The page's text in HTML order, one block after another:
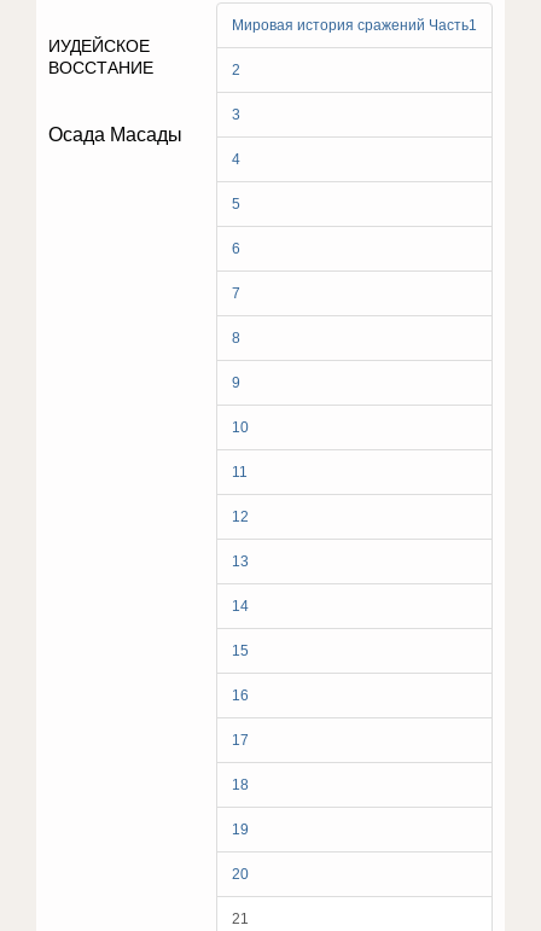
Мировая история сражений Часть1
2
3
4
5
6
7
8
9
10
11
12
13
14
15
16
17
18
19
20
21
ИУДЕЙСКОЕ
ВОССТАНИЕ
Осада Масады